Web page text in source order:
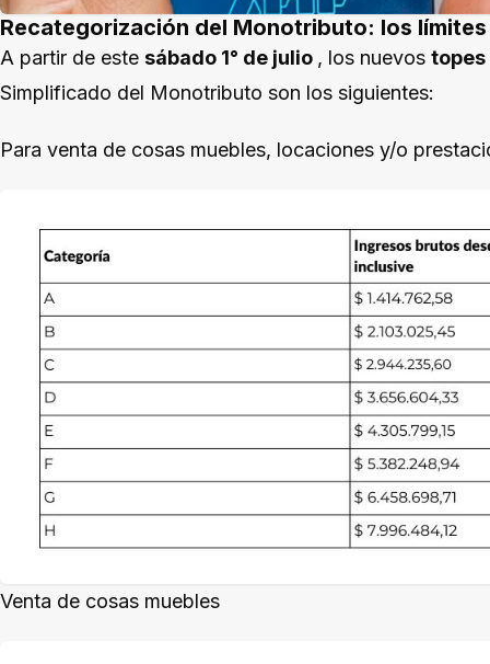
Recategorización del Monotributo: los
A partir de este sábado 1° de julio , los nuevos
Simplificado del Monotributo son los siguientes:
Para venta de cosas muebles, locaciones y/o
Venta de cosas muebles